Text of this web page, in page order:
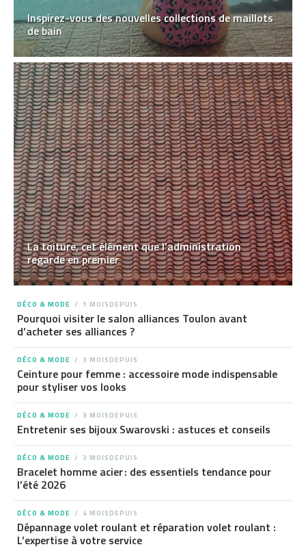
Inspirez-vous des nouvelles collections de maillots
de bain
La toiture, cet élément que l’administration
regarde en premier
DÉCO & MODE 1 MOISDEPUIS
Pourquoi visiter le salon alliances Toulon avant
d’acheter ses alliances ?
DÉCO & MODE 3 MOISDEPUIS
Ceinture pour femme : accessoire mode indispensable
pour styliser vos looks
DÉCO & MODE 3 MOISDEPUIS
Entretenir ses bijoux Swarovski : astuces et conseils
DÉCO & MODE 3 MOISDEPUIS
Bracelet homme acier : des essentiels tendance pour
l’été 2026
DÉCO & MODE 4 MOISDEPUIS
Dépannage volet roulant et réparation volet roulant :
L’expertise à votre service